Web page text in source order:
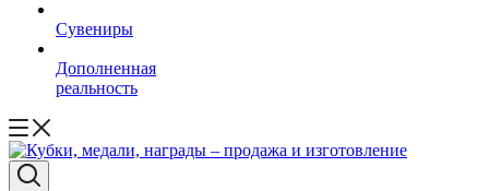
Сувениры
Дополненная
реальность